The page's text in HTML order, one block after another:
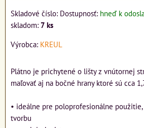
Skladové číslo: Dostupnosť: hneď k
skladom: 7 ks
Výrobca: KREUL
Plátno je prichytené o lišty z vnútornej
maľovať aj na bočné hrany ktoré sú cca
• ideálne pre poloprofesionálne
tvorbu